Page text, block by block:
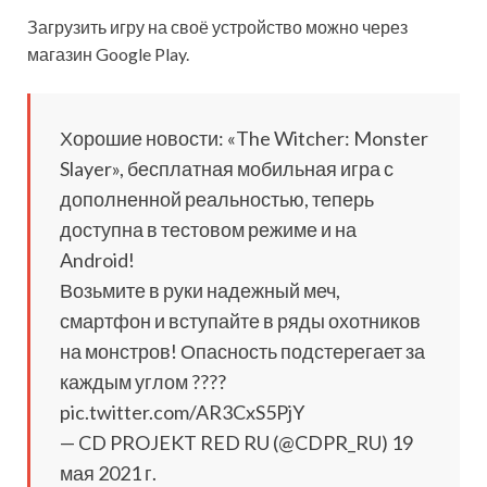
Загрузить игру на своё устройство можно через
магазин Google Play.
Хорошие новости: «The Witcher: Monster
Slayer», бесплатная мобильная игра с
дополненной реальностью, теперь
доступна в тестовом режиме и на
Android!
Возьмите в руки надежный меч,
смартфон и вступайте в ряды охотников
на монстров! Опасность подстерегает за
каждым углом ????
pic.twitter.com/AR3CxS5PjY
— CD PROJEKT RED RU (@CDPR_RU) 19
мая 2021 г.